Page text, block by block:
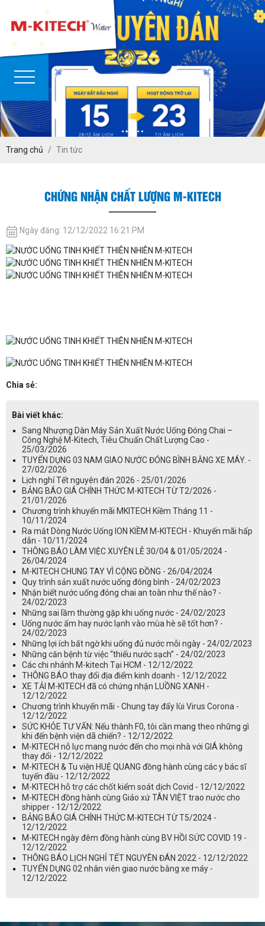
Trang chủ Tin tức
CHỨNG NHẬN CHẤT LƯỢNG M-KITECH
Ngày đăng: 12/12/2022 16:21:PM
Chia sẻ:
Bài viết khác:
Sang Nhượng Dàn Máy Sản Xuất Nước Uống Đóng Chai –
Công Nghệ M-Kitech, Tiêu Chuẩn Chất Lượng Cao -
25/03/2026
TUYỂN DỤNG 03 NAM GIAO NƯỚC ĐÓNG BÌNH BẰNG XE MÁY. -
27/02/2026
Lịch nghỉ Tết nguyên đán 2026 - 25/01/2026
BẢNG BÁO GIÁ CHÍNH THỨC M-KITECH TỪ T2/2026 -
21/01/2026
Chương trình khuyến mãi MKITECH Kiềm Tháng 11 -
10/11/2024
Ra mắt Dòng Nước Uống ION KIỀM M-KITECH - Khuyến mãi hấp
dẫn - 10/11/2024
THÔNG BÁO LÀM VIỆC XUYÊN LỄ 30/04 & 01/05/2024 -
26/04/2024
M-KITECH CHUNG TAY VÌ CỘNG ĐỒNG - 26/04/2024
Quy trình sản xuất nước uống đóng bình - 24/02/2023
Nhận biết nước uống đóng chai an toàn như thế nào? -
24/02/2023
Những sai lầm thường gặp khi uống nước - 24/02/2023
Uống nước ấm hay nước lạnh vào mùa hè sẽ tốt hơn? -
24/02/2023
Những lợi ích bất ngờ khi uống đủ nước mỗi ngày - 24/02/2023
Những căn bệnh từ việc “thiếu nước sạch” - 24/02/2023
Các chi nhánh M-kitech Tại HCM - 12/12/2022
THÔNG BÁO thay đổi địa điểm kinh doanh - 12/12/2022
XE TẢI M-KITECH đã có chứng nhận LUỒNG XANH -
12/12/2022
Chương trình khuyến mãi - Chung tay đẩy lùi Virus Corona -
12/12/2022
SỨC KHỎE TƯ VẤN: Nếu thành F0, tôi cần mang theo những gì
khi đến bệnh viện dã chiến? - 12/12/2022
M-KITECH nỗ lực mang nước đến cho mọi nhà với GIÁ không
thay đổi - 12/12/2022
M-KITECH & Tu viện HUỆ QUANG đồng hành cùng các y bác sĩ
tuyến đầu - 12/12/2022
M-KITECH hỗ trợ các chốt kiểm soát dịch Covid - 12/12/2022
M-KITECH đồng hành cùng Giáo xứ TÂN VIỆT trao nước cho
shipper - 12/12/2022
BẢNG BÁO GIÁ CHÍNH THỨC M-KITECH TỪ T5/2024 -
12/12/2022
M-KITECH ngày đêm đồng hành cùng BV HỒI SỨC COVID 19 -
12/12/2022
THÔNG BÁO LỊCH NGHỈ TẾT NGUYÊN ĐÁN 2022 - 12/12/2022
TUYỂN DỤNG 02 nhân viên giao nước bằng xe máy -
12/12/2022